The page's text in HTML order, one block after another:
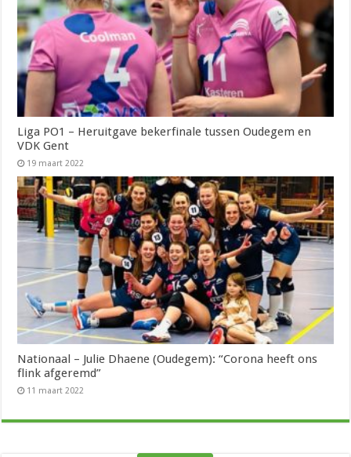
Liga PO1 – Heruitgave bekerfinale tussen Oudegem en
VDK Gent
19 maart 2022
Nationaal – Julie Dhaene (Oudegem): “Corona heeft ons
flink afgeremd”
11 maart 2022